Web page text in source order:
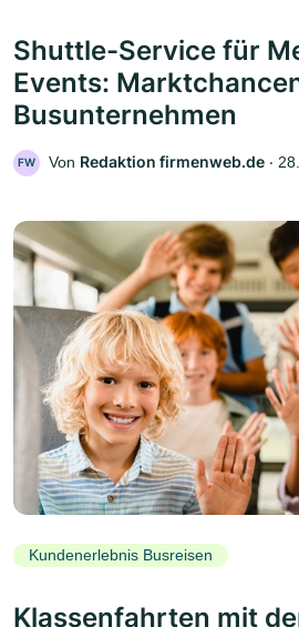
Shuttle-Service für
Events:
Busunternehmen
FW Von Redaktion firmenweb.de ‧
Kundenerlebnis Busreisen
Klassenfahrten mit